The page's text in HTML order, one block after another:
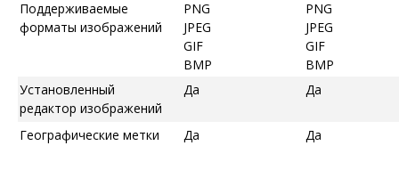
Поддерживаемые
форматы изображений
PNG
JPEG
GIF
BMP
PNG
JPEG
GIF
BMP
Установленный
редактор изображений
Да Да
Географические метки Да Да